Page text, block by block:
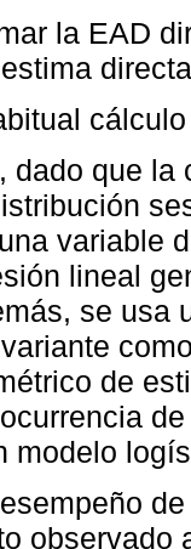
la EAD
cálculo
dado que
variable
lineal
se usa
de
modelo
observado